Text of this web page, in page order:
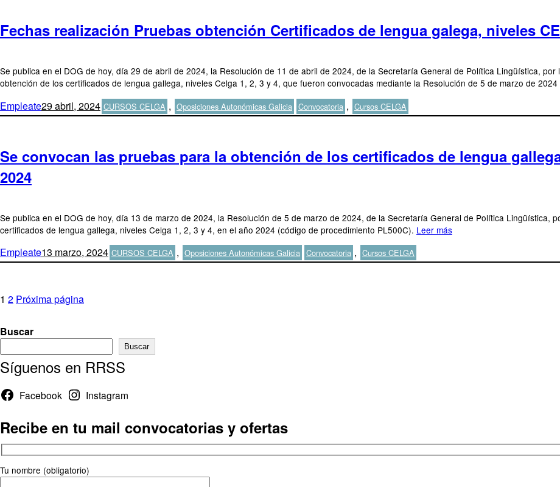
Fechas realización Pruebas obtención Certificados de lengua galega, niveles
Se publica en el DOG de hoy, día 29 de abril de 2024, la Resolución de 11 de abril de 2024, de la Secretaría General de Política Lingüística,
obtención de los certificados de lengua gallega, niveles Celga 1, 2, 3 y 4, que fueron convocadas mediante la Resolución de 5 de marzo de
Autor
EmpleatePublicado
el
29 abril, 2024Categorías
CURSOS CELGA , Oposiciones Autonómicas Galicia Etiquetas
Convocatoria , Cursos CELGA
Se convocan las pruebas para la obtención de los certificados de lengua
2024
Se publica en el DOG de hoy, día 13 de marzo de 2024, la Resolución de 5 de marzo de 2024, de la Secretaría General de Política Lingüística,
certificados de lengua gallega, niveles Celga 1, 2, 3 y 4, en el año 2024 (código de procedimiento PL500C). Leer más
Autor
EmpleatePublicado
el
13 marzo, 2024Categorías
CURSOS CELGA , Oposiciones Autonómicas Galicia Etiquetas
Convocatoria , Cursos CELGA
Paginación
de
entradas
Página
1 Página
2 Próxima página
Buscar
Buscar
Síguenos en RRSS
Facebook Instagram
Recibe en tu mail convocatorias y ofertas
Tu nombre (obligatorio)